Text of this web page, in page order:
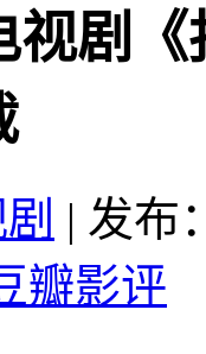
视剧
| 发布
瓣影评